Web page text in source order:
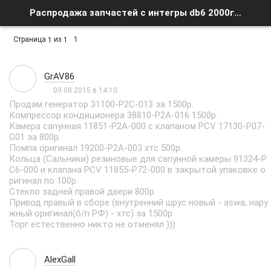
Распродажа запчастей с интегры db6 2000год - Список форумов
Страница 1 из 1 1
GrAV86
09.08.2015 в 14:10
Продам генератор 31100-P2C-013 за 1500р.
Компрессор кондиционера 38810-P2A-016 1500р.
Камера сапунная 11851-P2A-000 с клапаном PCV 17130-P07-
G01 за 800р.
Помпа оригинал 19200-P2A-003 хтс 500р.
Кольца (Сальники) резиновые для сапунной камеры 91324-P
C6-000 и клапана PCV 11855-P72-000 в закрытой упаковке о
ригинал по 100р.
Стекло задней правой двери 800р.
Привод правый в сборе (внутренний шрус новый - aswa, нару
жный оригинал(б/п РФ) - хтс) за 1500р.
Торг естественно никто не отменял )))
AlexGall